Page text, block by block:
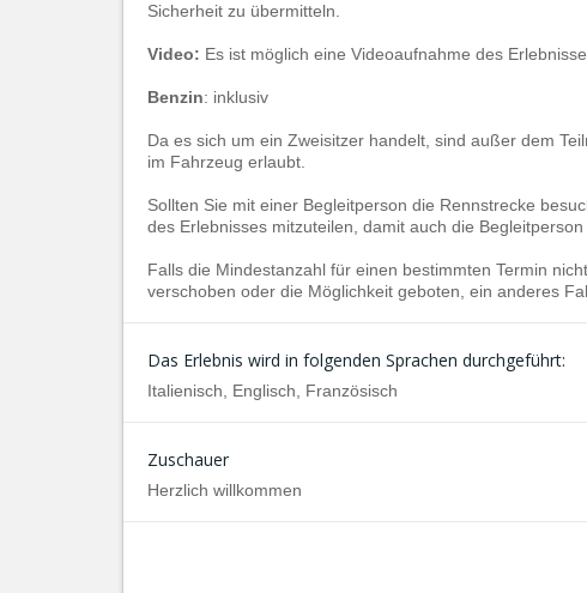
Sicherheit zu übermitteln.
Video: Es ist möglich eine Videoaufnahme des
Benzin: inklusiv
Da es sich um ein Zweisitzer handelt, sind außer dem
im Fahrzeug erlaubt.
Sollten Sie mit einer Begleitperson die Rennstrecke
des Erlebnisses mitzuteilen, damit auch die
Falls die Mindestanzahl für einen bestimmten Termin
verschoben oder die Möglichkeit geboten, ein anderes
Das Erlebnis wird in folgenden Sprachen durchgeführt:
Italienisch, Englisch, Französisch
Zuschauer
Herzlich willkommen